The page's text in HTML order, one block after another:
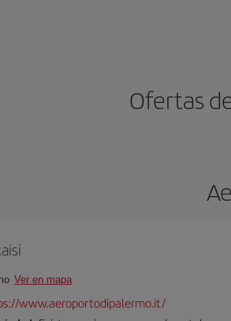
Ofertas
Ver en mapa
www.aeroportodipalermo.it/